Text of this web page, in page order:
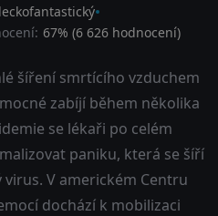
67% (6 626 hodnocení)
šíření smrtícího vzduchem
zabíjí během několika
se lékaři po celém
paniku, která se šíří
V americkém Centru
dochází k mobilizaci